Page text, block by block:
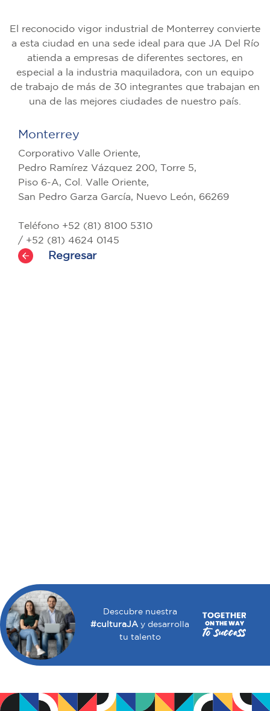
El reconocido vigor industrial de Monterrey convierte
a esta ciudad en una sede ideal para que JA Del Río
atienda a empresas de diferentes sectores, en
especial a la industria maquiladora, con un equipo
de trabajo de más de 30 integrantes que trabajan en
una de las mejores ciudades de nuestro país.
Monterrey
Corporativo Valle Oriente,
Pedro Ramírez Vázquez 200, Torre 5,
Piso 6-A, Col. Valle Oriente,
San Pedro Garza García, Nuevo León, 66269
Teléfono +52 (81) 8100 5310
/ +52 (81) 4624 0145
Regresar
Descubre nuestra
#culturaJA y desarrolla
tu talento